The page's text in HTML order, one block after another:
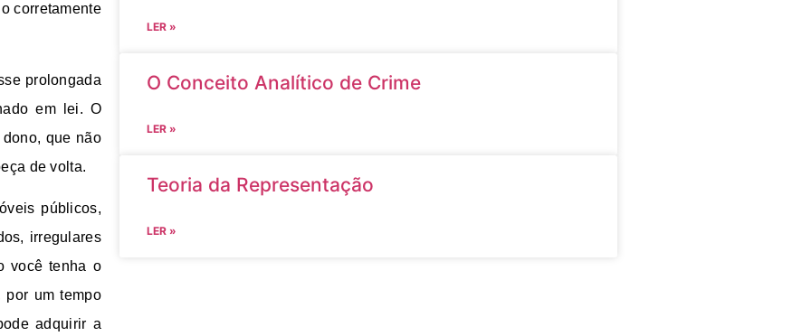
corretamente
prolongada
em lei. O
que não
de volta.
públicos,
irregulares
você tenha o
por um tempo
adquirir a
LER »
O Conceito Analítico de Crime
LER »
Teoria da Representação
LER »